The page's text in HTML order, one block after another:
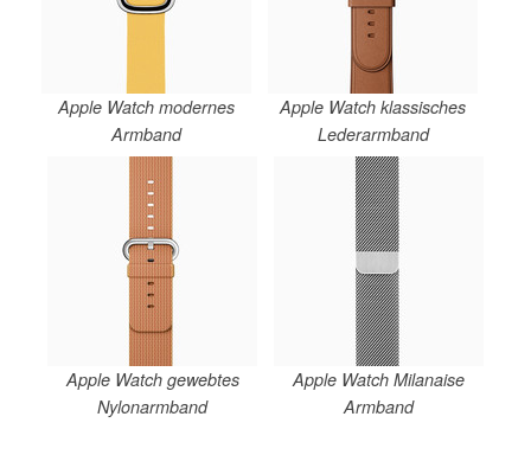
Apple Watch modernes
Armband
Apple Watch klassisches
Lederarmband
Apple Watch gewebtes
Nylonarmband
Apple Watch Milanaise
Armband